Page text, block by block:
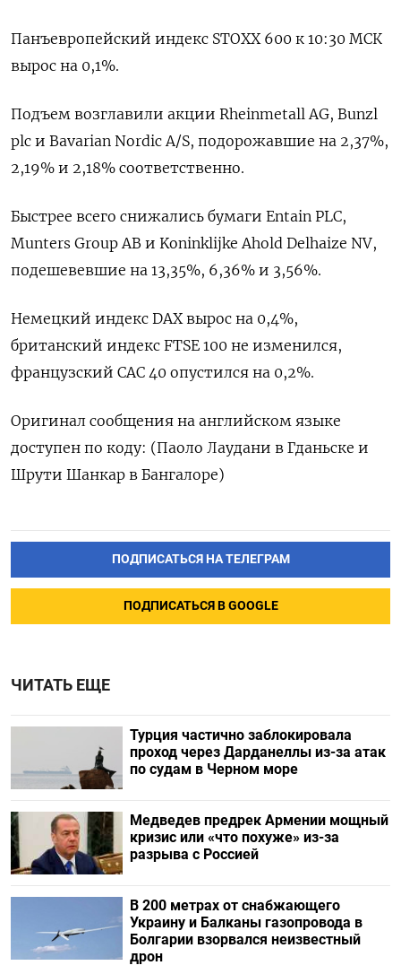
Панъевропейский индекс STOXX 600 к 10:30 МСК
вырос на 0,1%.
Подъем возглавили акции Rheinmetall AG, Bunzl
plc и Bavarian Nordic A/S, подорожавшие на 2,37%,
2,19% и 2,18% соответственно.
Быстрее всего снижались бумаги Entain PLC,
Munters Group AB и Koninklijke Ahold Delhaize NV,
подешевевшие на 13,35​%, 6,36% и 3,56%.
Немецкий индекс DAX вырос на 0,4%,
британский индекс FTSE 100 не изменился,
французский CAC 40 опустился на 0,2%.
Оригинал сообщения на английском языке
доступен по коду: (Паоло Лаудани в Гданьске и
Шрути Шанкар в Бангалоре)
ПОДПИСАТЬСЯ НА ТЕЛЕГРАМ
ПОДПИСАТЬСЯ В GOOGLE
ЧИТАТЬ ЕЩЕ
Турция частично заблокировала
проход через Дарданеллы из-за атак
по судам в Черном море
Медведев предрек Армении мощный
кризис или «что похуже» из-за
разрыва с Россией
В 200 метрах от снабжающего
Украину и Балканы газопровода в
Болгарии взорвался неизвестный
дрон